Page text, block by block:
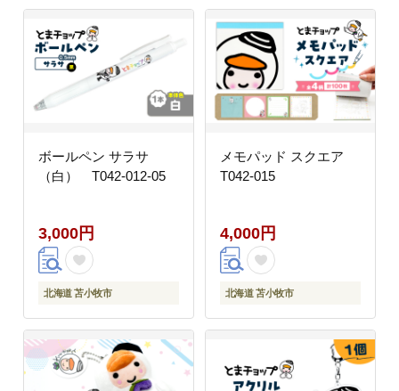
ボールペン サラサ
（白） T042-012-05
3,000円
北海道 苫小牧市
メモパッド スクエア
T042-015
4,000円
北海道 苫小牧市